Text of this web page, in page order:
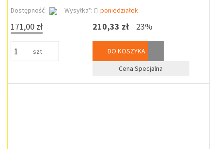
Dostępność
Wysyłka*: poniedziałek
171,00 zł
szt
210,33 zł 23%
DO KOSZYKA
Cena Specjalna